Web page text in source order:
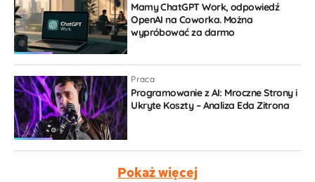
Mamy ChatGPT Work, odpowiedź
OpenAI na Coworka. Można
wypróbować za darmo
Praca
Programowanie z AI: Mroczne Strony i
Ukryte Koszty – Analiza Eda Zitrona
Pokaż więcej